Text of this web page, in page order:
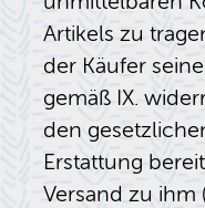
Artikels zu
der Käufer
gemäß IX.
den
Erstattung
Versand zu ihm